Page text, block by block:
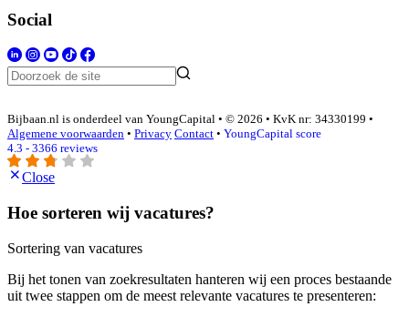
Social
Bijbaan.nl is onderdeel van YoungCapital • © 2026 • KvK nr: 34330199 •
Algemene voorwaarden • Privacy Contact • YoungCapital score
4.3 - 3366 reviews
Close
Hoe sorteren wij vacatures?
Sortering van vacatures
Bij het tonen van zoekresultaten hanteren wij een proces bestaande
uit twee stappen om de meest relevante vacatures te presenteren: